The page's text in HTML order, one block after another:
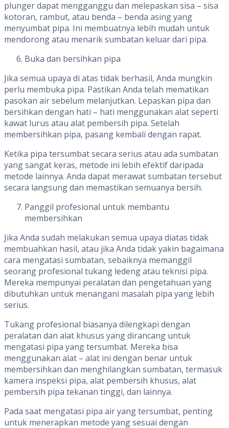
plunger dapat mengganggu dan melepaskan sisa – sisa
kotoran, rambut, atau benda – benda asing yang
menyumbat pipa. Ini membuatnya lebih mudah untuk
mendorong atau menarik sumbatan keluar dari pipa.
Buka dan bersihkan pipa
Jika semua upaya di atas tidak berhasil, Anda mungkin
perlu membuka pipa. Pastikan Anda telah mematikan
pasokan air sebelum melanjutkan. Lepaskan pipa dan
bersihkan dengan hati – hati menggunakan alat seperti
kawat lurus atau alat pembersih pipa. Setelah
membersihkan pipa, pasang kembali dengan rapat.
Ketika pipa tersumbat secara serius atau ada sumbatan
yang sangat keras, metode ini lebih efektif daripada
metode lainnya. Anda dapat merawat sumbatan tersebut
secara langsung dan memastikan semuanya bersih.
Panggil profesional untuk membantu
membersihkan
Jika Anda sudah melakukan semua upaya diatas tidak
membuahkan hasil, atau jika Anda tidak yakin bagaimana
cara mengatasi sumbatan, sebaiknya memanggil
seorang profesional tukang ledeng atau teknisi pipa.
Mereka mempunyai peralatan dan pengetahuan yang
dibutuhkan untuk menangani masalah pipa yang lebih
serius.
Tukang profesional biasanya dilengkapi dengan
peralatan dan alat khusus yang dirancang untuk
mengatasi pipa yang tersumbat. Mereka bisa
menggunakan alat – alat ini dengan benar untuk
membersihkan dan menghilangkan sumbatan, termasuk
kamera inspeksi pipa, alat pembersih khusus, alat
pembersih pipa tekanan tinggi, dan lainnya.
Pada saat mengatasi pipa air yang tersumbat, penting
untuk menerapkan metode yang sesuai dengan